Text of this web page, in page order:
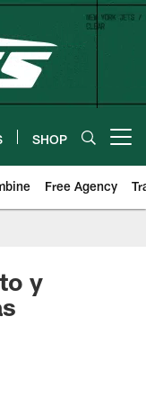
SHOP
Free Agency
y